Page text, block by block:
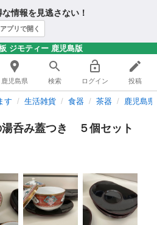
情報を見逃さない！
アプリで開く
ジモティー 鹿児島版
鹿児島県 検索 ログイン 投稿
す 生活雑貨 食器 茶器 鹿児島
呑み蓋つき ５個セット